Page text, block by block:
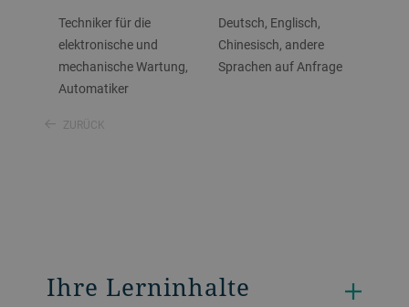
Techniker für die
elektronische und
mechanische Wartung,
Automatiker
Deutsch, Englisch,
Chinesisch, andere
Sprachen auf Anfrage
ZURÜCK
Ihre Lerninhalte